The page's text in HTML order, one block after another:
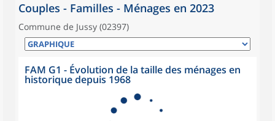
Couples - Familles - Ménages en 2023
Commune de Jussy (02397)
FAM G1 - Évolution de la taille des ménages en
historique depuis 1968